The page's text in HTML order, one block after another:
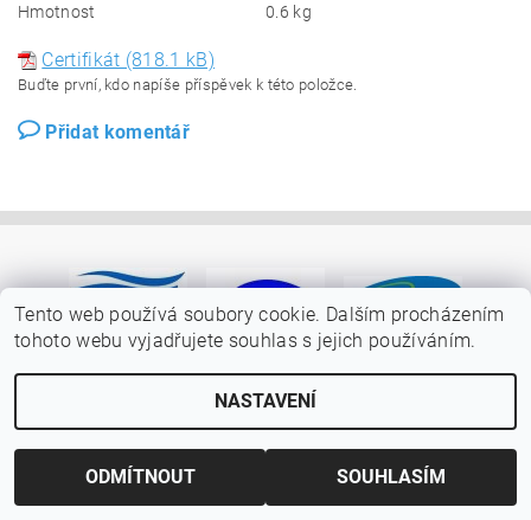
Hmotnost 0.6 kg
Certifikát (818.1 kB)
Buďte první, kdo napíše příspěvek k této položce.
Přidat komentář
Tento web používá soubory cookie. Dalším procházením
tohoto webu vyjadřujete souhlas s jejich používáním.
NASTAVENÍ
ODMÍTNOUT SOUHLASÍM